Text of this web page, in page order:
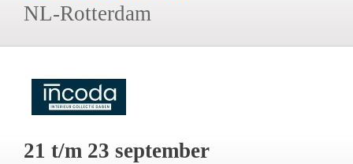
NL-Rotterdam
21 t/m 23 september